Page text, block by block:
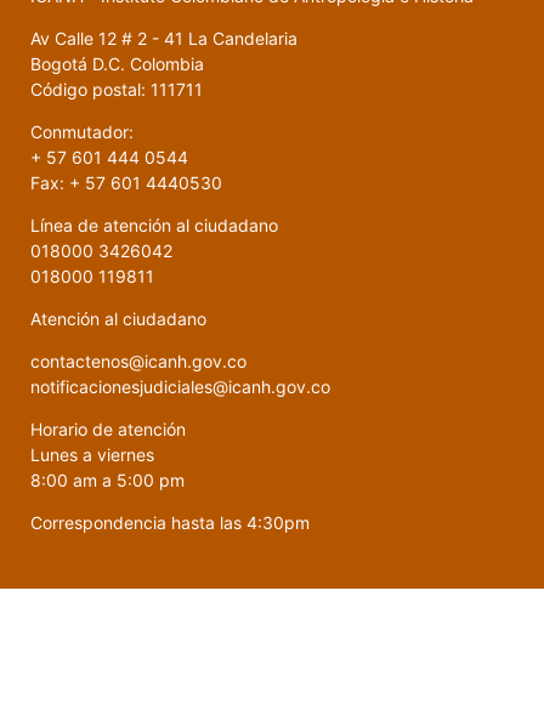
Av Calle 12 # 2 - 41 La Candelaria
Bogotá D.C. Colombia
Código postal: 111711
Conmutador:
+ 57 601 444 0544
Fax: + 57 601 4440530
Línea de atención al ciudadano
018000 3426042
018000 119811
Atención al ciudadano
contactenos@icanh.gov.co
notificacionesjudiciales@icanh.gov.co
Horario de atención
Lunes a viernes
8:00 am a 5:00 pm
Correspondencia hasta las 4:30pm